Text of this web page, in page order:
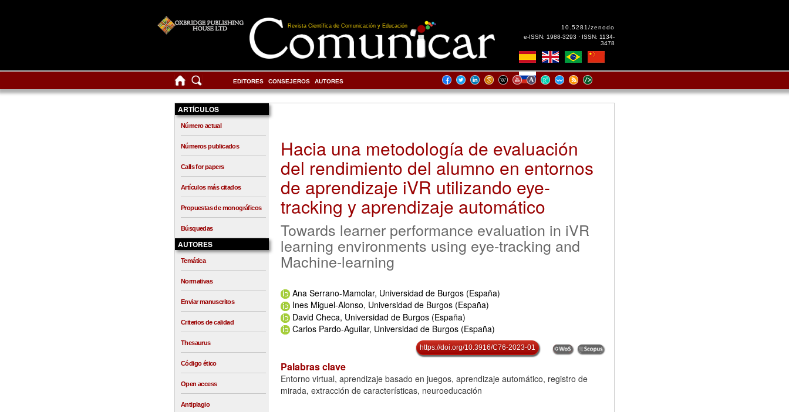
Revista Científica de Comunicación y Educación
10.5281/zenodo
e-ISSN: 1988-3293 · ISSN: 1134-
3478
EDITORES CONSEJEROS AUTORES
ARTÍCULOS
Número actual
Números publicados
Calls for papers
Artículos más citados
Propuestas de monográficos
Búsquedas
AUTORES
Temática
Normativas
Enviar manuscritos
Criterios de calidad
Thesaurus
Código ético
Open access
Antiplagio
Hacia una metodología de evaluación
del rendimiento del alumno en entornos
de aprendizaje iVR utilizando eye-
tracking y aprendizaje automático
Towards learner performance evaluation in iVR
learning environments using eye-tracking and
Machine-learning
Ana Serrano-Mamolar, Universidad de Burgos (España)
Ines Miguel-Alonso, Universidad de Burgos (España)
David Checa, Universidad de Burgos (España)
Carlos Pardo-Aguilar, Universidad de Burgos (España)
https://doi.org/10.3916/C76-2023-01
Palabras clave
Entorno virtual, aprendizaje basado en juegos, aprendizaje automático, registro de
mirada, extracción de características, neuroeducación